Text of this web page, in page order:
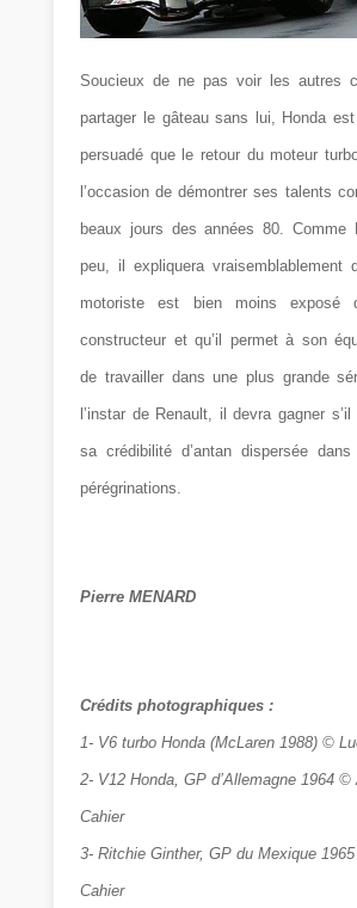
Soucieux de ne pas voir les autres
partager le gâteau sans lui, Honda
persuadé que le retour du moteur
l’occasion de démontrer ses talents
beaux jours des années 80.
peu, il expliquera vraisemblablement
motoriste est bien moins exposé
constructeur et qu’il permet à son
de travailler dans une plus grande
l’instar de Renault, il devra gagner
sa crédibilité d’antan dispersée
pérégrinations.
Pierre MENARD
Crédits photographiques :
1- V6 turbo Honda (McLaren 1988) ©
2- V12 Honda, GP d’Allemagne 1964 ©
Cahier
3- Ritchie Ginther, GP du Mexique
Cahier